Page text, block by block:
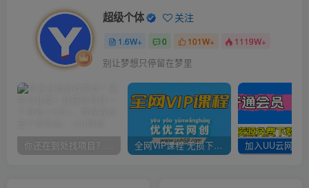
超级个体 关注
1.6W+ 0 101W+ 1119W+
别让梦想只停留在梦里
你还在到处找项目？还在当韭菜？我靠卖项目一个月收入5万+，曾经我也是个失败者。 全网VIP课程 无损下载~